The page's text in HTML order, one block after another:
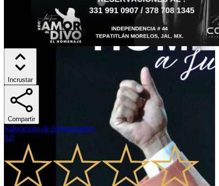
Incrustar
Compartir
Valoracions de l'organitzador:
0.0